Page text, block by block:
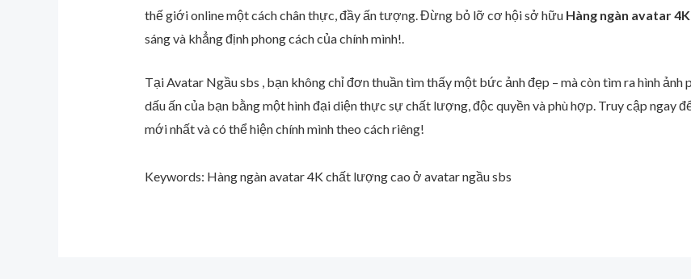
thế giới online một cách chân thực, đầy ấn tượng. Đừng bỏ lỡ cơ hội sở hữu Hàng ngàn avatar
sáng và khẳng định phong cách của chính mình!.
Tại Avatar Ngầu sbs , bạn không chỉ đơn thuần tìm thấy một bức ảnh đẹp – mà còn tìm ra hình ảnh
dấu ấn của bạn bằng một hình đại diện thực sự chất lượng, độc quyền và phù hợp. Truy cập ngay
mới nhất và có thể hiện chính mình theo cách riêng!
Keywords: Hàng ngàn avatar 4K chất lượng cao ở avatar ngầu sbs